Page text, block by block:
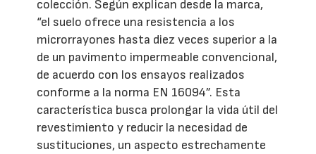
colección. Según explican desde la marca,
“el suelo ofrece una resistencia a los
microrrayones hasta diez veces superior a la
de un pavimento impermeable convencional,
de acuerdo con los ensayos realizados
conforme a la norma EN 16094”. Esta
característica busca prolongar la vida útil del
revestimiento y reducir la necesidad de
sustituciones, un aspecto estrechamente